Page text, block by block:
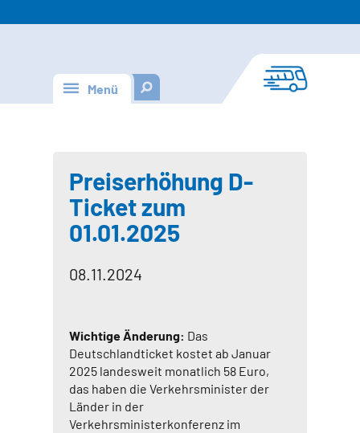
Menü
Preiserhöhung D-
Ticket zum
01.01.2025
08.11.2024
Wichtige Änderung: Das
Deutschlandticket kostet ab Januar
2025 landesweit monatlich 58 Euro,
das haben die Verkehrsminister der
Länder in der
Verkehrsministerkonferenz im